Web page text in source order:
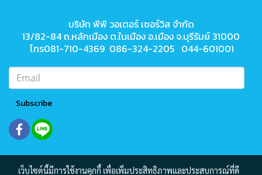
บริษัท พีพี วอเตอร์ เซอร์วิส จำกัด
13/82-84 ถ.หลักเมือง ต.ในเมือง อ.เมือง จ.บุรีรัมย์ 31000
โทร081-710-4369 086-324-2205 044-601001
Subscribe
เว็บไซต์นี้มีการใช้งานคุกกี้ เพื่อเพิ่มประสิทธิภาพและประสบการณ์ที่ดี